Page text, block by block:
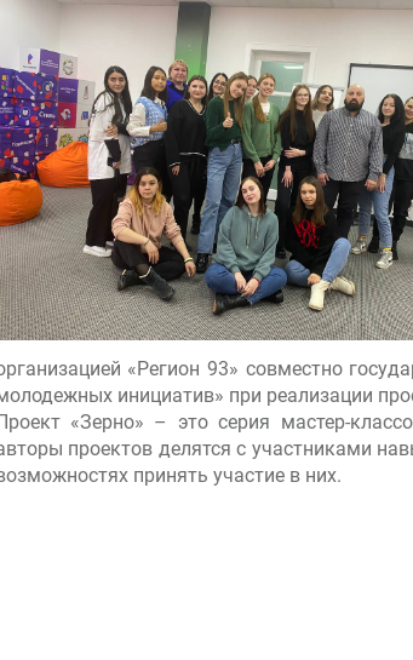
«Регион 93» совместно
инициатив» при реализации
«Зерно» – это серия мастер-
проектов делятся с участниками
принять участие в них.